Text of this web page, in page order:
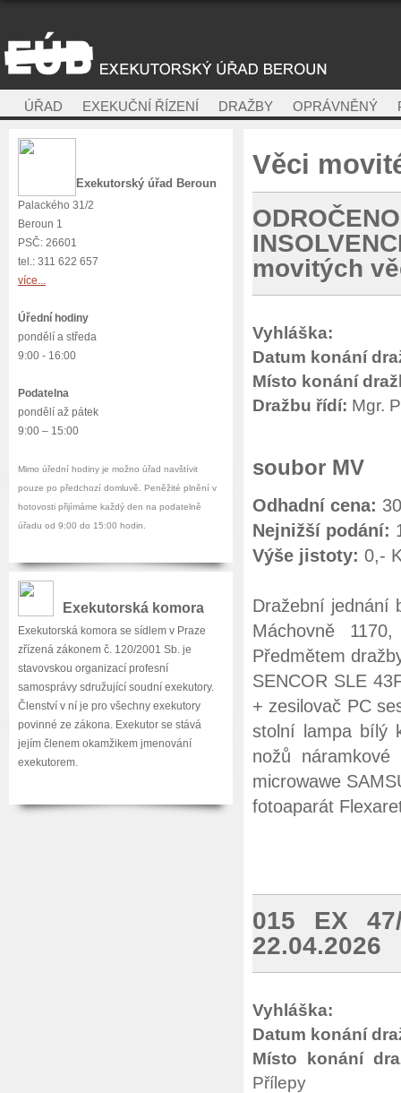
ÚŘAD EXEKUČNÍ ŘÍZENÍ DRAŽBY OPRÁVNĚNÝ
Exekutorský úřad Beroun
Palackého 31/2
Beroun 1
PSČ: 26601
tel.: 311 622 657
více...
Úřední hodiny
pondělí a středa
9:00 - 16:00
Podatelna
pondělí až pátek
9:00 – 15:00
Mimo úřední hodiny je možno úřad navštívit
pouze po předchozí domluvě. Peněžité plnění v
hotovosti přijímáme každý den na podatelně
úřadu od 9:00 do 15:00 hodin.
Exekutorská komora
Exekutorská komora se sídlem v Praze
zřízená zákonem č. 120/2001 Sb. je
stavovskou organizací profesní
samosprávy sdružující soudní exekutory.
Členství v ní je pro všechny exekutory
povinné ze zákona. Exekutor se stává
jejím členem okamžikem jmenování
exekutorem.
Věci
movitých
Vyhláška:
Datum konání
Místo konání
Dražbu řídí: Mgr.
soubor MV
Odhadní cena:
Nejnižší podání:
Výše jistoty: 0,-
Dražební jednání
Máchovně
Předmětem
SENCOR SLE
+ zesilovač PC
stolní lampa bílý
nožů
microwawe
fotoaparát
015 EX
22.04.2026
Vyhláška:
Datum konání
Místo konání
Přílepy